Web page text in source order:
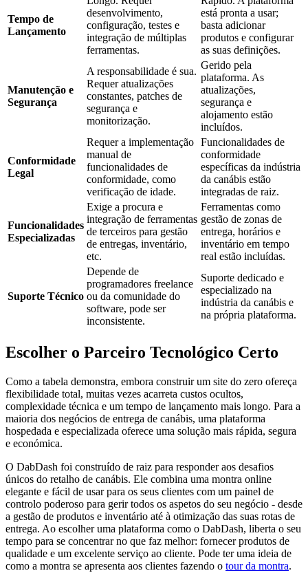
Tempo de
Lançamento
desenvolvimento,
configuração, testes e
integração de múltiplas
ferramentas.
está pronta a usar;
basta adicionar
produtos e configurar
as suas definições.
Manutenção e
Segurança
A responsabilidade é sua.
Requer atualizações
constantes, patches de
segurança e
monitorização.
Gerido pela
plataforma. As
atualizações,
segurança e
alojamento estão
incluídos.
Conformidade
Legal
Requer a implementação
manual de
funcionalidades de
conformidade, como
verificação de idade.
Funcionalidades de
conformidade
específicas da indústria
da canábis estão
integradas de raiz.
Funcionalidades
Especializadas
Exige a procura e
integração de ferramentas
de terceiros para gestão
de entregas, inventário,
etc.
Ferramentas como
gestão de zonas de
entrega, horários e
inventário em tempo
real estão incluídas.
Suporte Técnico
Depende de
programadores freelance
ou da comunidade do
software, pode ser
inconsistente.
Suporte dedicado e
especializado na
indústria da canábis e
na própria plataforma.
Escolher o Parceiro Tecnológico Certo
Como a tabela demonstra, embora construir um site do zero ofereça
flexibilidade total, muitas vezes acarreta custos ocultos,
complexidade técnica e um tempo de lançamento mais longo. Para a
maioria dos negócios de entrega de canábis, uma plataforma
hospedada e especializada oferece uma solução mais rápida, segura
e económica.
O DabDash foi construído de raiz para responder aos desafios
únicos do retalho de canábis. Ele combina uma montra online
elegante e fácil de usar para os seus clientes com um painel de
controlo poderoso para gerir todos os aspetos do seu negócio - desde
a gestão de produtos e inventário até à otimização das suas rotas de
entrega. Ao escolher uma plataforma como o DabDash, liberta o seu
tempo para se concentrar no que faz melhor: fornecer produtos de
qualidade e um excelente serviço ao cliente. Pode ter uma ideia de
como a montra se apresenta aos clientes fazendo o tour da montra.